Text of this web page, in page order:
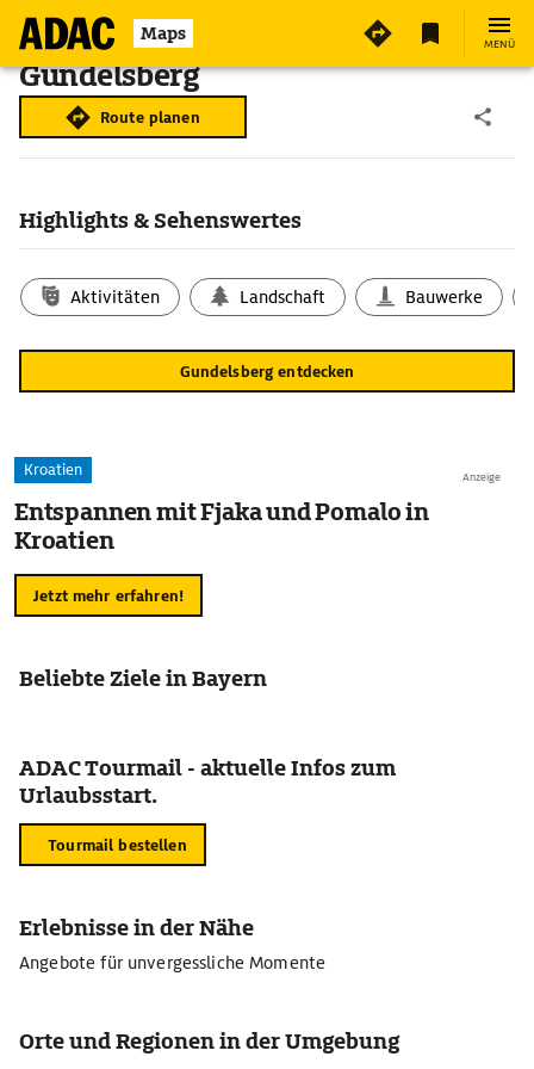
Maps MENÜ
Gundelsberg
Route planen
Highlights & Sehenswertes
Aktivitäten Landschaft Bauwerke
Gundelsberg entdecken
Anzeige
Kroatien
Entspannen mit Fjaka und Pomalo in
Kroatien
Jetzt mehr erfahren!
Beliebte Ziele in Bayern
ADAC Tourmail - aktuelle Infos zum
Urlaubsstart.
Tourmail bestellen
Erlebnisse in der Nähe
Angebote für unvergessliche Momente
Orte und Regionen in der Umgebung